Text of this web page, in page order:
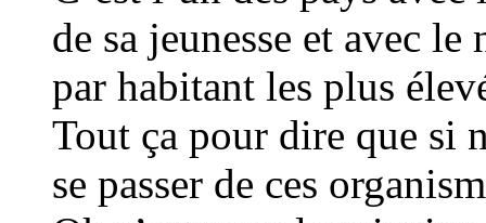
de sa jeunesse et avec
par habitant les plus
Tout ça pour dire que si
se passer de ces